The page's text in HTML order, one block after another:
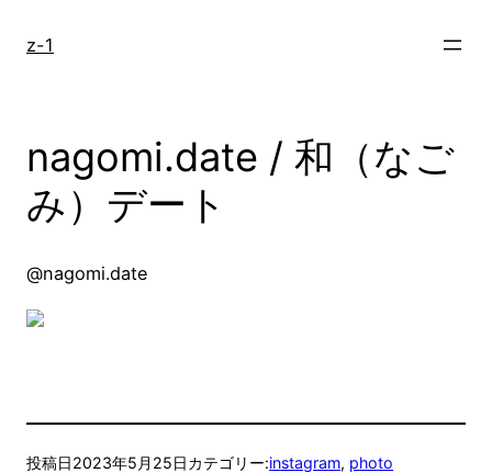
z-1
nagomi.date / 和（なご
み）デート
@nagomi.date
投稿日2023年5月25日カテゴリー:instagram, photo